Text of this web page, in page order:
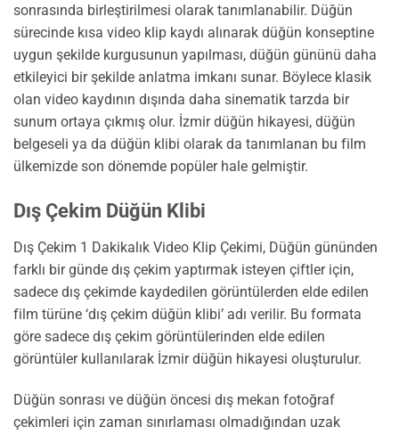
sonrasında birleştirilmesi olarak tanımlanabilir. Düğün
sürecinde kısa video klip kaydı alınarak düğün konseptine
uygun şekilde kurgusunun yapılması, düğün gününü daha
etkileyici bir şekilde anlatma imkanı sunar. Böylece klasik
olan video kaydının dışında daha sinematik tarzda bir
sunum ortaya çıkmış olur. İzmir düğün hikayesi, düğün
belgeseli ya da düğün klibi olarak da tanımlanan bu film
ülkemizde son dönemde popüler hale gelmiştir.
Dış Çekim Düğün Klibi
Dış Çekim 1 Dakikalık Video Klip Çekimi, Düğün gününden
farklı bir günde dış çekim yaptırmak isteyen çiftler için,
sadece dış çekimde kaydedilen görüntülerden elde edilen
film türüne ‘dış çekim düğün klibi’ adı verilir. Bu formata
göre sadece dış çekim görüntülerinden elde edilen
görüntüler kullanılarak İzmir düğün hikayesi oluşturulur.
Düğün sonrası ve düğün öncesi dış mekan fotoğraf
çekimleri için zaman sınırlaması olmadığından uzak